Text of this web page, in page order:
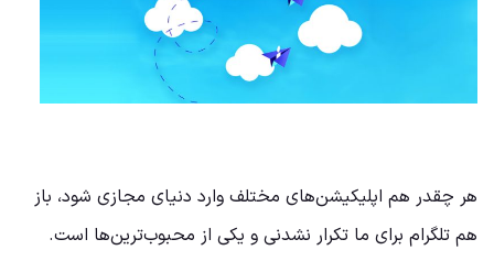
هر چقدر هم اپلیکیشن‌های مختلف وارد دنیای مجازی شود، باز
هم تلگرام برای ما تکرار نشدنی و یکی از محبوب‌ترین‌ها است.